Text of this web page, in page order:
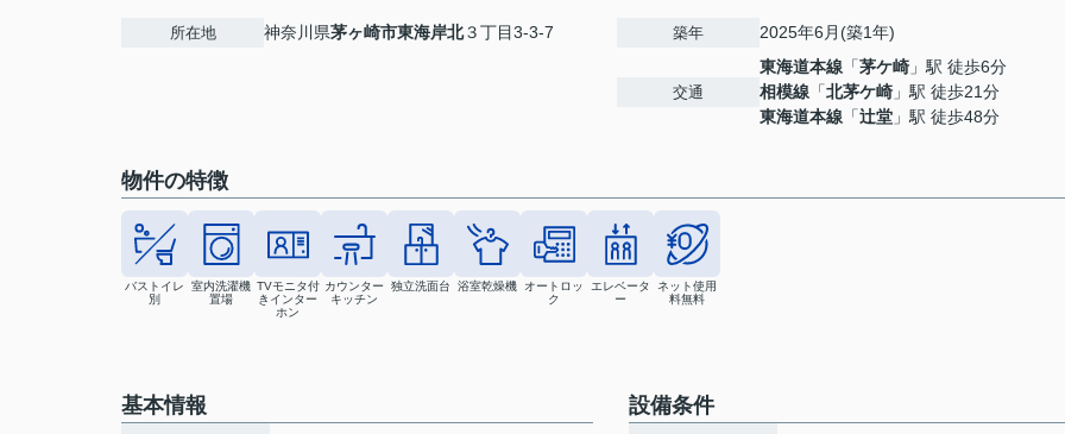
所在地 神奈川県茅ヶ崎市東海岸北３丁目3-3-7 築年 2025年6月(築1年)
交通
東海道本線 「茅ケ崎 」駅 徒歩6分
相模線 「北茅ケ崎 」駅 徒歩21分
東海道本線 「辻堂 」駅 徒歩48分
物件の特徴
バストイレ
別
室内洗濯機
置場
TVモニタ付
きインター
ホン
カウンター
キッチン
独立洗面台 浴室乾燥機
オートロッ
ク
エレベータ
ー
ネット使用
料無料
基本情報 設備条件